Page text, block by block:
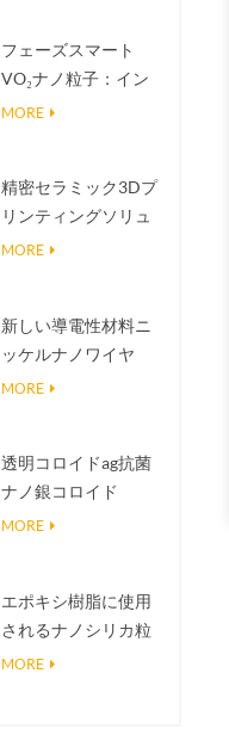
フェーズスマート
VO₂ナノ粒子：イン
テリジェントな熱応
MORE
精密セラミック3Dプ
リンティングソリュ
ーションは不可能な
MORE
新しい導電性材料ニ
ッケルナノワイヤ
NINWS
MORE
透明コロイドag抗菌
ナノ銀コロイド
MORE
エポキシ樹脂に使用
されるナノシリカ粒
子、超疎水性コーテ
MORE